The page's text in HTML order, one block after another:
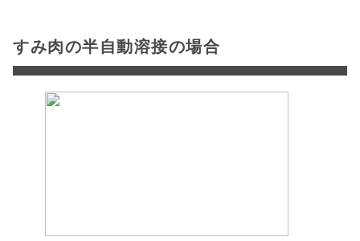
すみ肉の半自動溶接の場合